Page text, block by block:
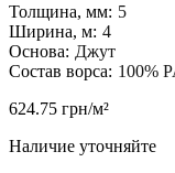
Толщина, мм: 5
Ширина, м: 4
Основа: Джут
Состав ворса: 100%
624.75 грн/м²
Наличие уточняйте